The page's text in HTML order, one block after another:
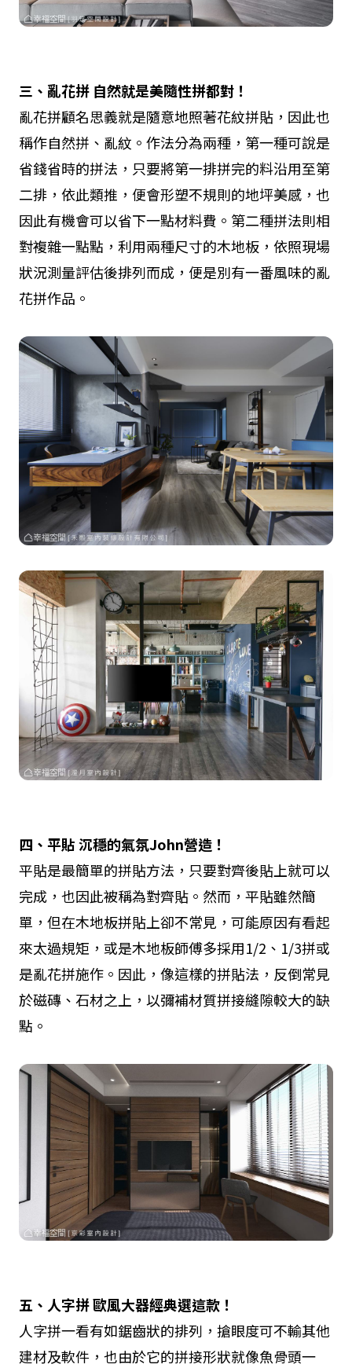
三、亂花拼 自然就是美隨性拼都對！
亂花拼顧名思義就是隨意地照著花紋拼貼，因此也
稱作自然拼、亂紋。作法分為兩種，第一種可說是
省錢省時的拼法，只要將第一排拼完的料沿用至第
二排，依此類推，便會形塑不規則的地坪美感，也
因此有機會可以省下一點材料費。第二種拼法則相
對複雜一點點，利用兩種尺寸的木地板，依照現場
狀況測量評估後排列而成，便是別有一番風味的亂
花拼作品。
四、平貼沉穩的氣氛John營造！
平貼是最簡單的拼貼方法，只要對齊後貼上就可以
完成，也因此被稱為對齊貼。然而，平貼雖然簡
單，但在木地板拼貼上卻不常見，可能原因有看起
來太過規矩，或是木地板師傅多採用1/2、1/3拼或
是亂花拼施作。因此，像這樣的拼貼法，反倒常見
於磁磚、石材之上，以彌補材質拼接縫隙較大的缺
點。
五、人字拼歐風大器經典選這款！
人字拼一看有如鋸齒狀的排列，搶眼度可不輸其他
建材及軟件，也由於它的拼接形狀就像魚骨頭一